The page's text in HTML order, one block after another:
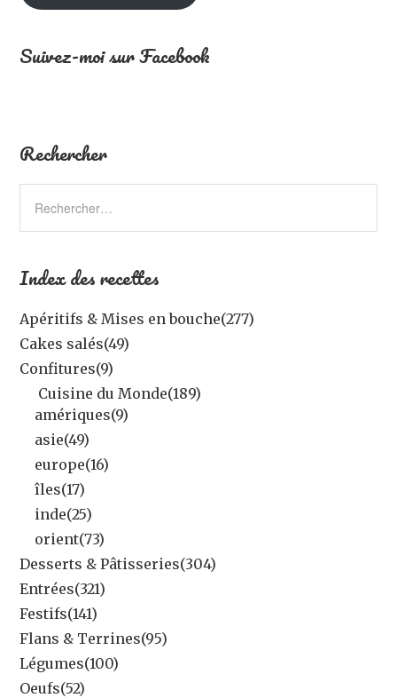
Suivez-moi sur Facebook
Rechercher
Index des recettes
Apéritifs & Mises en bouche(277)
Cakes salés(49)
Confitures(9)
Cuisine du Monde(189)
amériques(9)
asie(49)
europe(16)
îles(17)
inde(25)
orient(73)
Desserts & Pâtisseries(304)
Entrées(321)
Festifs(141)
Flans & Terrines(95)
Légumes(100)
Oeufs(52)